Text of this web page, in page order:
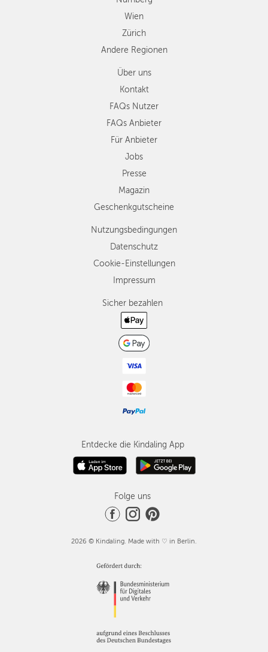
Wien
Zürich
Andere Regionen
Über uns
Kontakt
FAQs Nutzer
FAQs Anbieter
Für Anbieter
Jobs
Presse
Magazin
Geschenkgutscheine
Nutzungsbedingungen
Datenschutz
Cookie-Einstellungen
Impressum
Sicher bezahlen
Entdecke die Kindaling App
Folge uns
2026 © Kindaling. Made with ♡ in Berlin.